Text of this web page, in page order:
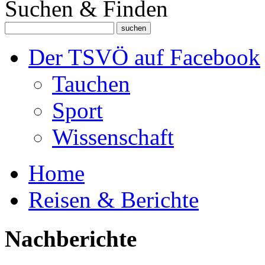
Suchen & Finden
Der TSVÖ auf Facebook
Tauchen
Sport
Wissenschaft
Home
Reisen & Berichte
Nachberichte